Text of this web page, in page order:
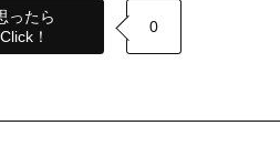
ったら
！
0